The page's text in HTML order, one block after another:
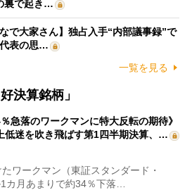
裏で起き…
で大家さん】独占入手“内部議事録”で
表の思…
一覧を見る
決算銘柄」
％急落のワークマンに特大反転の期待》
低迷を吹き飛ばす第1四半期決算、…
ワークマン（東証スタンダード・
カ月あまりで約34％下落…